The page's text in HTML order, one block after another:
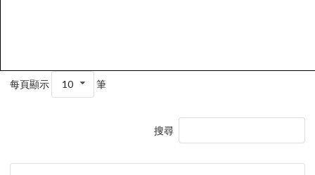
每頁顯示 10 筆
搜尋